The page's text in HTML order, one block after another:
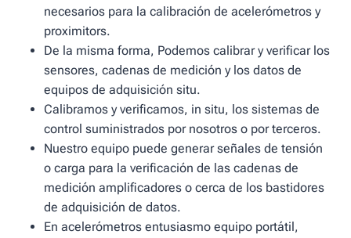
necesarios para la calibración de acelerómetros y
proximitors.
De la misma forma, Podemos calibrar y verificar los
sensores, cadenas de medición y los datos de
equipos de adquisición situ.
Calibramos y verificamos, in situ, los sistemas de
control suministrados por nosotros o por terceros.
Nuestro equipo puede generar señales de tensión
o carga para la verificación de las cadenas de
medición amplificadores o cerca de los bastidores
de adquisición de datos.
En acelerómetros entusiasmo equipo portátil,